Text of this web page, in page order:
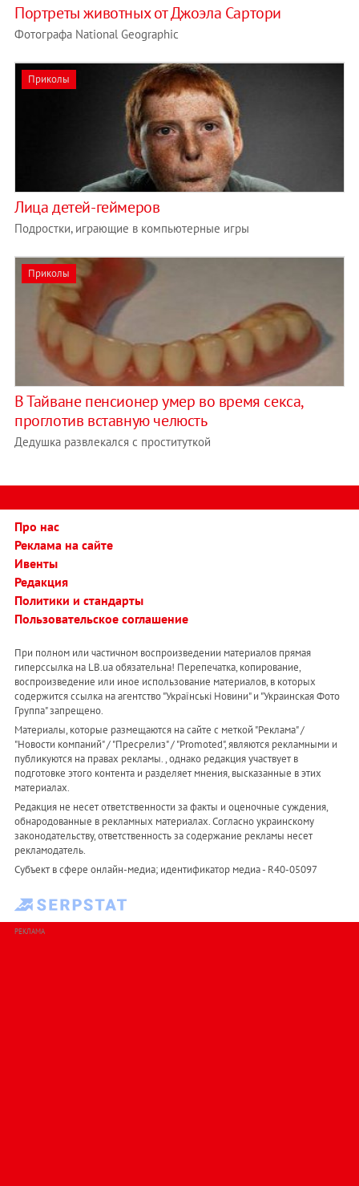
Портреты животных от Джоэла Сартори
Фотографа National Geographic
Приколы
Лица детей-геймеров
Подростки, играющие в компьютерные игры
Приколы
В Тайване пенсионер умер во время секса,
проглотив вставную челюсть
Дедушка развлекался с проституткой
Про нас
Реклама на сайте
Ивенты
Редакция
Политики и стандарты
Пользовательское соглашение
При полном или частичном воспроизведении материалов прямая
гиперссылка на LB.ua обязательна! Перепечатка, копирование,
воспроизведение или иное использование материалов, в которых
содержится ссылка на агентство "Українськi Новини" и "Украинская Фото
Группа" запрещено.
Материалы, которые размещаются на сайте с меткой "Реклама" /
"Новости компаний" / "Пресрелиз" / "Promoted", являются рекламными и
публикуются на правах рекламы. , однако редакция участвует в
подготовке этого контента и разделяет мнения, высказанные в этих
материалах.
Редакция не несет ответственности за факты и оценочные суждения,
обнародованные в рекламных материалах. Согласно украинскому
законодательству, ответственность за содержание рекламы несет
рекламодатель.
Субъект в сфере онлайн-медиа; идентификатор медиа - R40-05097
РЕКЛАМА